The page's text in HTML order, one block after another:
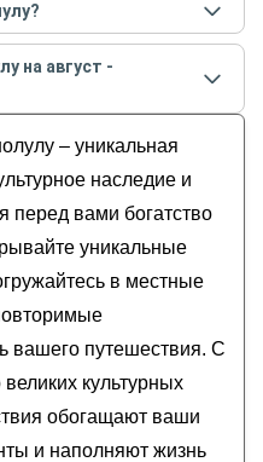
Гонолулув августе -
каникулы на
на август -
USD– уникальная
наследие и
перед вами богатство
уникальные
в местные
вашего путешествия. С
культурных
обогащают ваши
и наполняют жизнь